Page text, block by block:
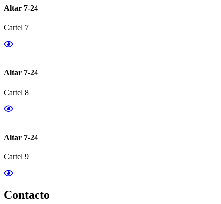
Altar 7-24
Cartel 7
Altar 7-24
Cartel 8
Altar 7-24
Cartel 9
Contacto